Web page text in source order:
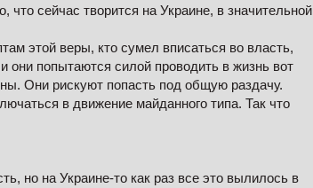
сейчас творится на Украине, в значительной
этой веры, кто сумел вписаться во власть,
попытаются силой проводить в жизнь вот
Они рискуют попасть под общую раздачу.
в движение майданного типа. Так что
но на Украине-то как раз все это вылилось в